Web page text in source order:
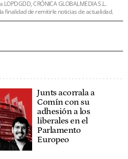
CRÓNICA GLOBALMEDIA S.L.
finalidad de remitirle noticias de actualidad.
Junts acorrala a
Comín con su
adhesión a los
liberales en el
Parlamento
Europeo